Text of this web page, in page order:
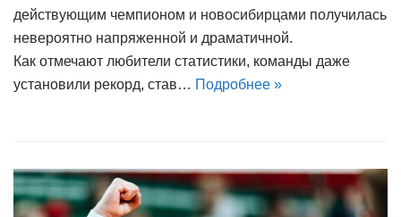
действующим чемпионом и новосибирцами получилась
невероятно напряженной и драматичной.
Как отмечают любители статистики, команды даже
установили рекорд, став… Подробнее »